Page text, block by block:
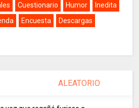
Cuestionario Humor
Inedita
Encuesta
Descargas
ALEATORIO